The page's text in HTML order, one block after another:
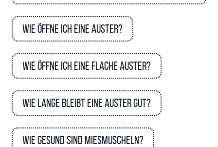
Wie öffne ich eine Auster?
Wie öffne ich eine flache Auster?
Wie lange bleibt eine Auster gut?
Wie gesund sind Miesmuscheln?